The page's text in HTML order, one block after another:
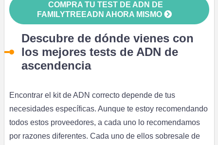
COMPRA TU TEST DE ADN DE
FAMILYTREEADN AHORA MISMO
Descubre de dónde vienes con
los mejores tests de ADN de
ascendencia
Encontrar el kit de ADN correcto depende de tus
necesidades específicas. Aunque te estoy recomendando
todos estos proveedores, a cada uno lo recomendamos
por razones diferentes. Cada uno de ellos sobresale de